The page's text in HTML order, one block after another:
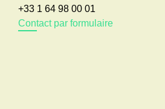
+33 1 64 98 00 01
Contact par formulaire